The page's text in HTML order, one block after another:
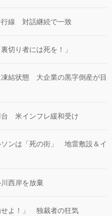
線 対話継続で一致
り者には死を！」
結状態 大企業の黒字倒産が目
米インフレ緩和受け
ソンは「死の街」 地雷敷設＆イ
西岸を放棄
せよ！」 独裁者の狂気